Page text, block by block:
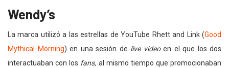
Wendy’s
La marca utilizó a las estrellas de YouTube Rhett and Link (Good
Mythical Morning) en una sesión de live videoen el que los dos
interactuaban con los fans, al mismo tiempo que promocionaban